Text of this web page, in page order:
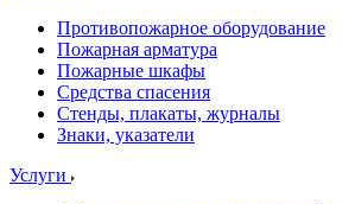
Противопожарное оборудование
Пожарная арматура
Пожарные шкафы
Средства спасения
Стенды, плакаты, журналы
Знаки, указатели
Услуги